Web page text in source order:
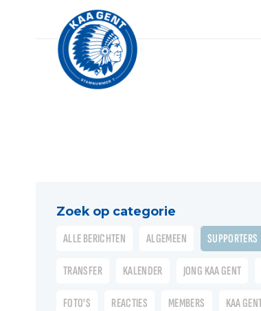
Zoek op categorie
ALLE BERICHTEN
ALGEMEEN SUPPORTERS
TRANSFER KALENDER JONG KAA GENT
FOTO'S REACTIES MEMBERS KAA